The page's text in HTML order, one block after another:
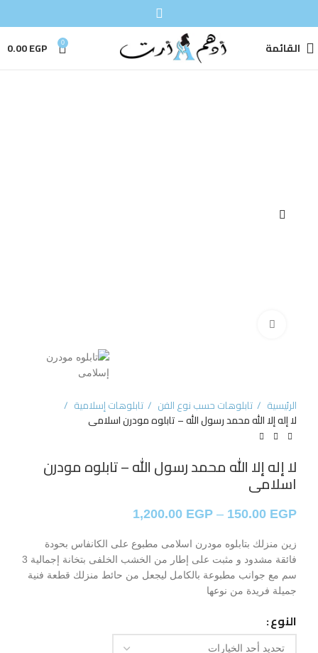
القائمة 0
0.00EGP
الرئيسية تابلوهات حسب نوع الفن
تابلوهات إسلامية
لا إله إلا الله محمد رسول الله – تابلوه مودرن اسلامى
لا إله إلا الله محمد رسول الله – تابلوه مودرن
اسلامى
150.00 EGP
–
1,200.00 EGP
زين منزلك بتابلوه مودرن اسلامى مطبوع على الكانفاس بحودة
فائقة مشدود و مثبت على إطار من الخشب الخلفى بتخانة إجمالية 3
سم مع جوانب مطبوعة بالكامل ليجعل من حائط منزلك قطعة فنية
جميلة فريدة من نوعها
النوع